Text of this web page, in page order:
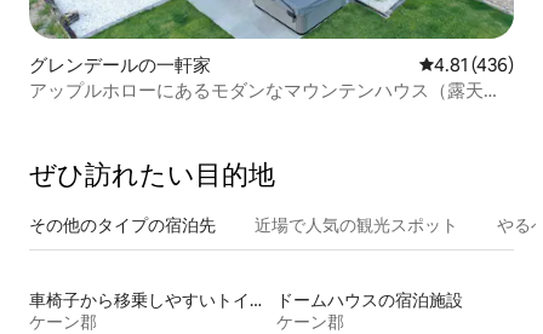
グレンデールの一軒家 レビュー436
4.81 (436)
アップルホローにあるモダンなマウンテンハウス（露天風
ぜひ訪⁠れ⁠た⁠い目⁠的⁠地
その他のタ⁠イ⁠プ⁠の宿⁠泊⁠先 近場で人気の観光スポット やる
車椅子から移乗しやすいトイレ付きの宿泊施設
ケーン郡
ドームハウスの宿泊施設
ケーン郡